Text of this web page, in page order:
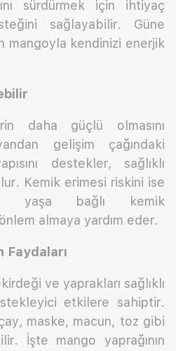
sürdürmek için ihtiyaç
sağlayabilir. Güne
mangoyla kendinizi enerjik
daha güçlü olmasını
gelişim çağındaki
destekler, sağlıklı
Kemik erimesi riskini ise
yaşa bağlı kemik
önlem almaya yardım eder.
Faydaları
ve yaprakları sağlıklı
etkilere sahiptir.
maske, macun, toz gibi
İşte mango yaprağının